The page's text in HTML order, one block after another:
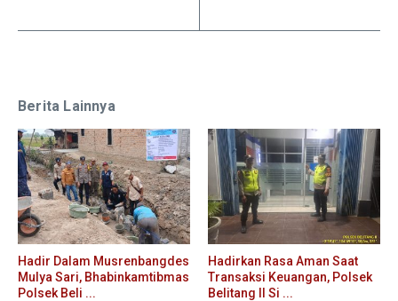
Berita Lainnya
Hadir Dalam Musrenbangdes
Mulya Sari, Bhabinkamtibmas
Polsek Beli ...
Hadirkan Rasa Aman Saat
Transaksi Keuangan, Polsek
Belitang II Si ...